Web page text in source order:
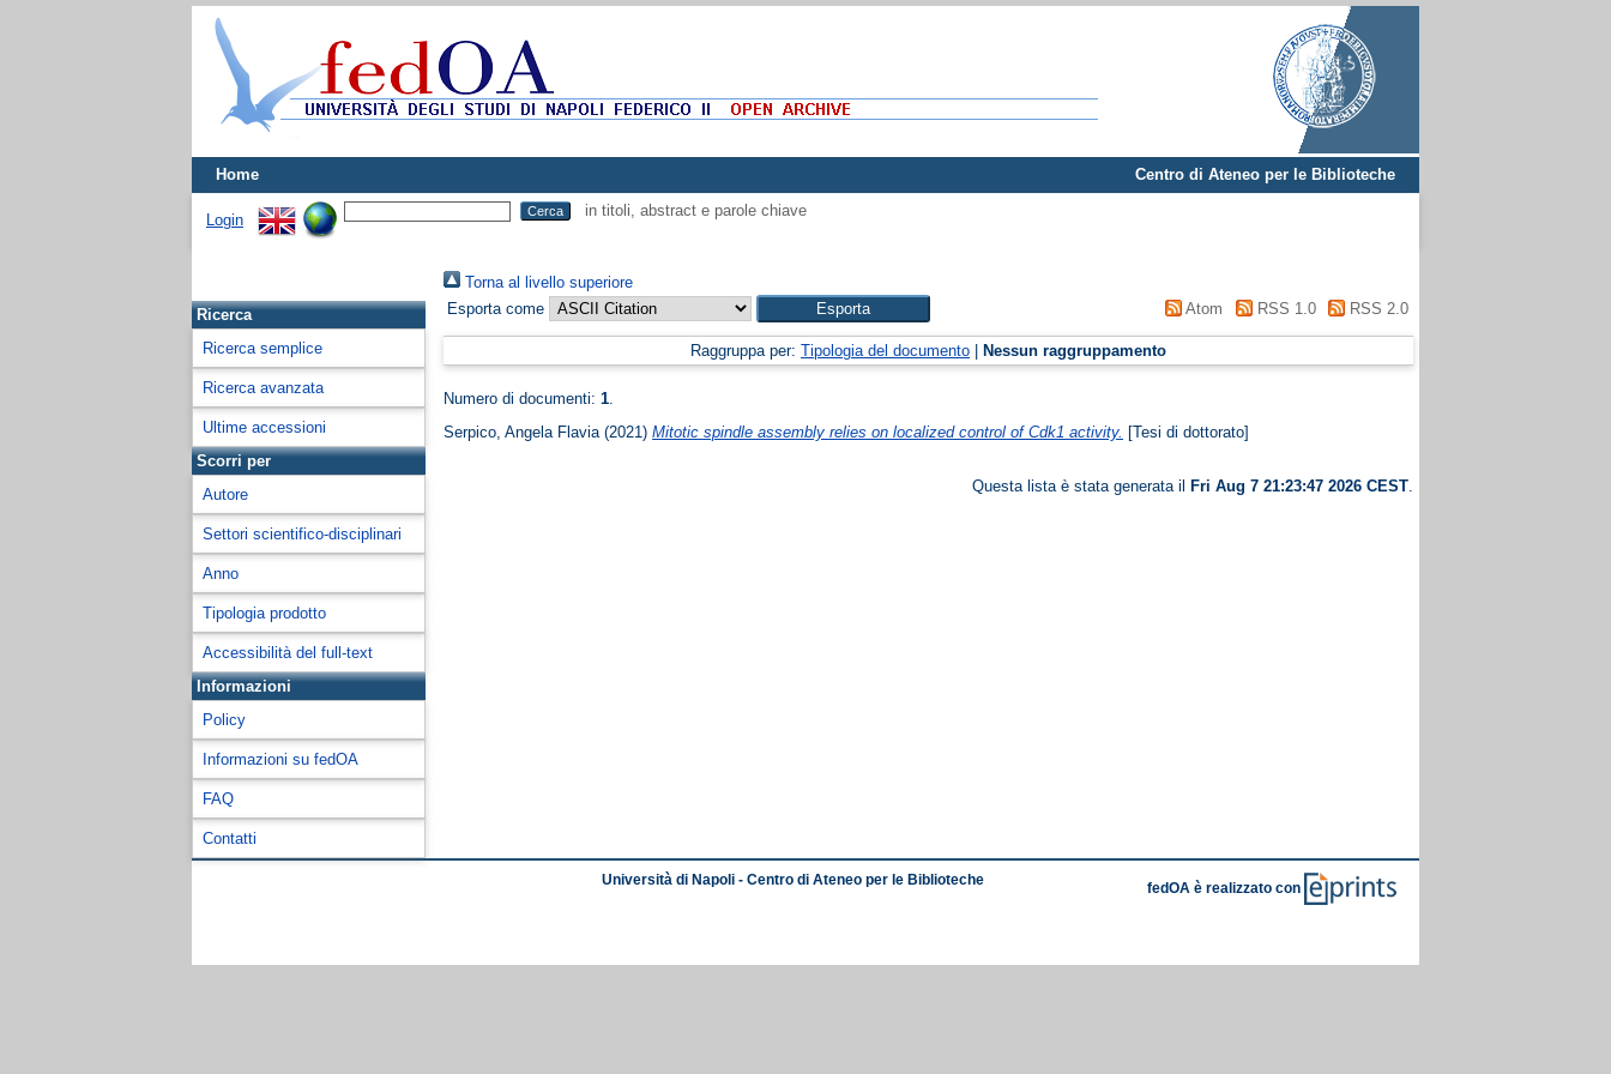
Home Centro di Ateneo per le Biblioteche
Login
in titoli, abstract e parole chiave
Ricerca
Ricerca semplice
Ricerca avanzata
Ultime accessioni
Scorri per
Autore
Settori scientifico-disciplinari
Anno
Tipologia prodotto
Accessibilità del full-text
Informazioni
Policy
Informazioni su fedOA
FAQ
Contatti
Torna al livello superiore
Esporta come
Atom RSS 1.0 RSS 2.0
Raggruppa per:Tipologia del documento Nessun raggruppamento
Numero di documenti:1.
Serpico, Angela Flavia (2021)Mitotic spindle assembly relies on localized control of Cdk1 activity. [Tesi di dottorato]
Questa lista è stata generata il Fri Aug 7 21:23:47 2026 CEST
Università di Napoli - Centro di Ateneo per le Biblioteche
fedOA è realizzato con